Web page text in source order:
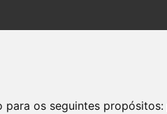
para os seguintes propósitos: